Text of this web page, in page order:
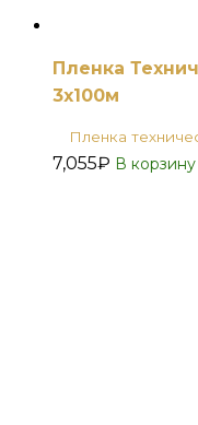
Пленка
3х100м
Пленка
7,055₽ В корзину